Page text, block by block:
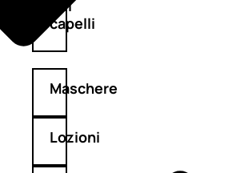
Olii
capelli
Maschere
Lozioni